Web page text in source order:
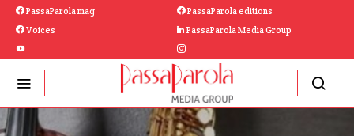
PassaParola mag
PassaParola editions
Voices
PassaParola Media Group